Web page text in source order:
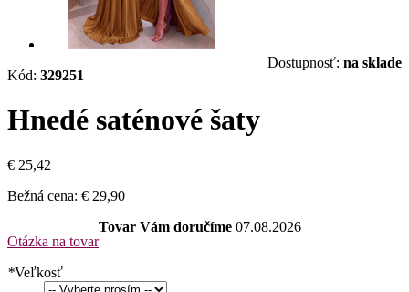
Kód: 329251
Dostupnosť: na sklade
Hnedé saténové šaty
€ 25,42
Bežná cena: € 29,90
Otázka na tovar
Tovar Vám doručíme 07.08.2026
*Veľkosť